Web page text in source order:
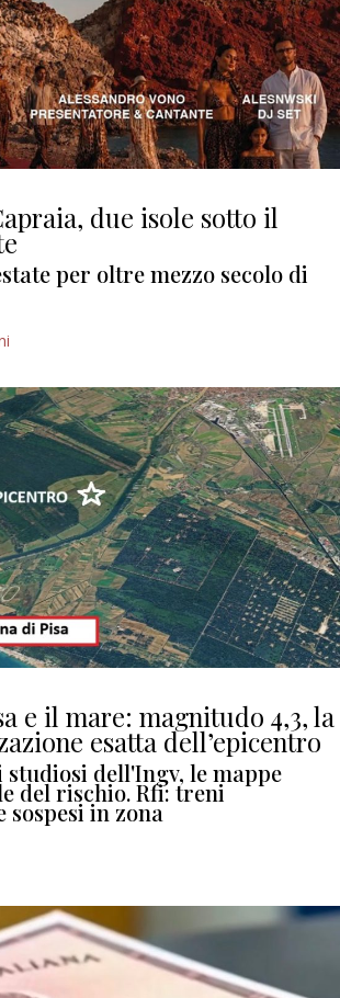
due isole sotto il
per oltre mezzo secolo di
e il mare: magnitudo 4,3, la
esatta dell’epicentro
studiosi dell'Ingv, le mappe
del rischio. Rfi: treni
in zona